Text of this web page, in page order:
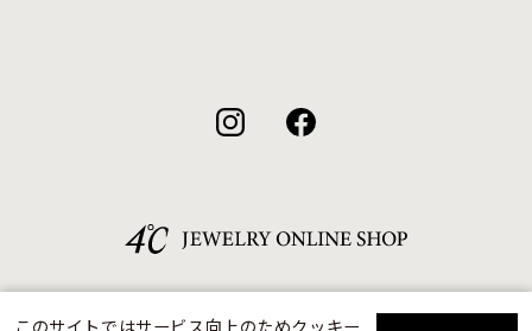
このサイトではサービス向上のためクッキー